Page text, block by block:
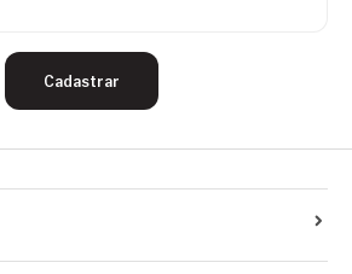
Cadastrar